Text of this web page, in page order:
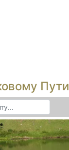
Пути